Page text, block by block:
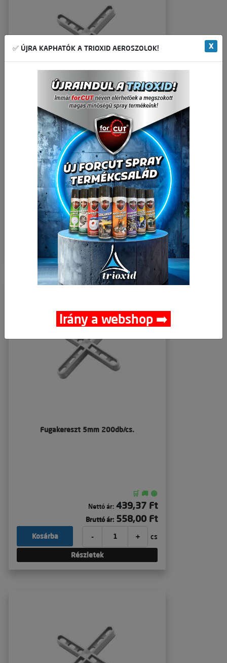
Fugakereszt 4mm 200db/cs.
🛒 🚚 🟢
Nettó ár: 372,44 Ft
Bruttó ár: 473,00 Ft
- + cs
Kosárba
Részletek
Fugakereszt 5mm 200db/cs.
🛒 🚚 🟢
Nettó ár: 439,37 Ft
Bruttó ár: 558,00 Ft
- + cs
Kosárba
Részletek
✅ ÚJRA KAPHATÓK A TRIOXID AEROSZOLOK! X
Irány a webshop ➡️